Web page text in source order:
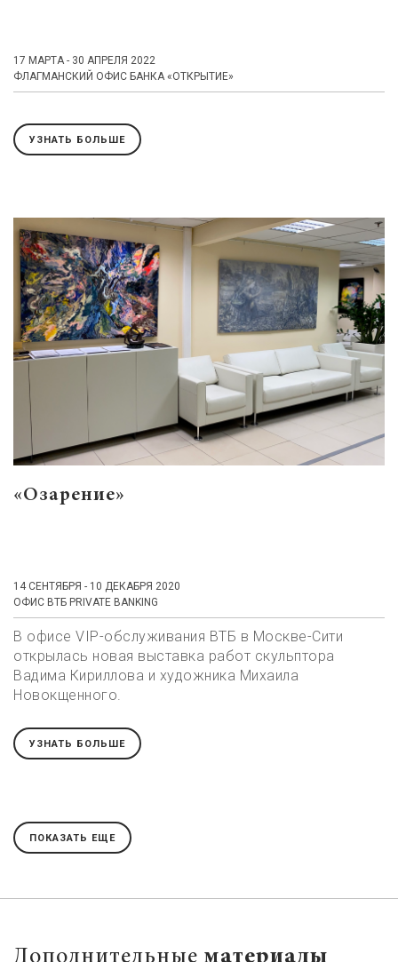
17 МАРТА - 30 АПРЕЛЯ 2022
ФЛАГМАНСКИЙ ОФИС БАНКА «ОТКРЫТИЕ»
УЗНАТЬ БОЛЬШЕ
«Озарение»
14 СЕНТЯБРЯ - 10 ДЕКАБРЯ 2020
ОФИС ВТБ PRIVATE BANKING
В офисе VIP-обслуживания ВТБ в Москве-Сити
открылась новая выставка работ скульптора
Вадима Кириллова и художника Михаила
Новокщенного.
УЗНАТЬ БОЛЬШЕ
ПОКАЗАТЬ ЕЩЕ